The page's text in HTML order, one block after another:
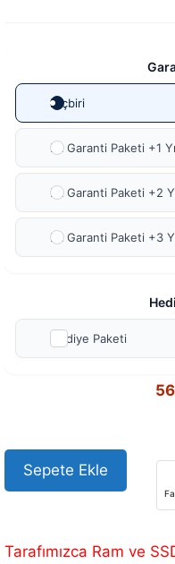
Hiçbiri
Ek Garanti Paketi +1
Ek Garanti Paketi +2
Ek Garanti Paketi +3
Hediye Paketi
Sepete Ekle
Tarafımızca Ram ve